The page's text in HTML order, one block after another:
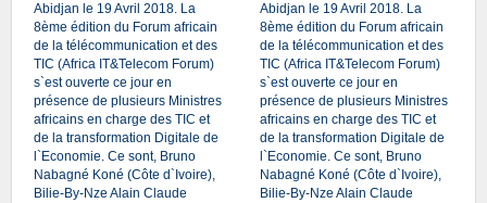
Abidjan le 19 Avril 2018. La
8ème édition du Forum africain
de la télécommunication et des
TIC (Africa IT&Telecom Forum)
s`est ouverte ce jour en
présence de plusieurs Ministres
africains en charge des TIC et
de la transformation Digitale de
l`Economie. Ce sont, Bruno
Nabagné Koné (Côte d`Ivoire),
Bilie-By-Nze Alain Claude
Abidjan le 19 Avril 2018. La
8ème édition du Forum africain
de la télécommunication et des
TIC (Africa IT&Telecom Forum)
s`est ouverte ce jour en
présence de plusieurs Ministres
africains en charge des TIC et
de la transformation Digitale de
l`Economie. Ce sont, Bruno
Nabagné Koné (Côte d`Ivoire),
Bilie-By-Nze Alain Claude